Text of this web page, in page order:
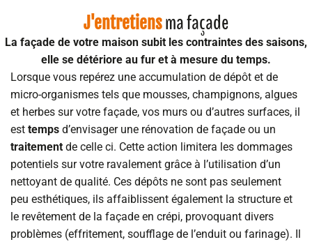
J'entretiensma façade
La façade de votre maison subit les contraintes des saisons,
elle se détériore au fur et à mesure du temps.
Lorsque vous repérez une accumulation de dépôt et de
micro-organismes tels que mousses, champignons, algues
et herbes sur votre façade, vos murs ou d’autres surfaces, il
est temps d’envisager une rénovation de façade ou un
traitement de celle ci. Cette action limitera les dommages
potentiels sur votre ravalement grâce à l’utilisation d’un
nettoyant de qualité. Ces dépôts ne sont pas seulement
peu esthétiques, ils affaiblissent également la structure et
le revêtement de la façade en crépi, provoquant divers
problèmes (effritement, soufflage de l’enduit ou farinage). Il